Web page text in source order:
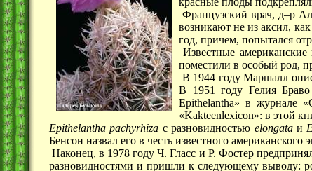
Французский врач, д–р
возникают не из аксил,
год, причем, попытался
Известные
поместили в особый род,
В 1944 году Маршалл
В 1951 году Гелия
Epithelantha» в журнале
«Kakteenlexicon»: в этой
Epithelantha pachyrhiza с разновидностью elongataи
Бенсон назвал его в честь известного
Наконец, в 1978 году Ч. Гласс и Р. Фостер
разновидностями и пришли к следующему выводу: